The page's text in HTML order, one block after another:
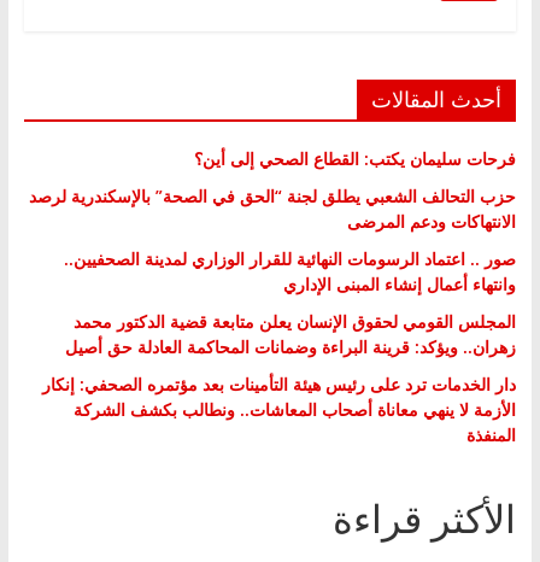
أحدث المقالات
فرحات سليمان يكتب: القطاع الصحي إلى أين؟
حزب التحالف الشعبي يطلق لجنة “الحق في الصحة” بالإسكندرية لرصد
الانتهاكات ودعم المرضى
صور .. اعتماد الرسومات النهائية للقرار الوزاري لمدينة الصحفيين..
وانتهاء أعمال إنشاء المبنى الإداري
المجلس القومي لحقوق الإنسان يعلن متابعة قضية الدكتور محمد
زهران.. ويؤكد: قرينة البراءة وضمانات المحاكمة العادلة حق أصيل
دار الخدمات ترد على رئيس هيئة التأمينات بعد مؤتمره الصحفي: إنكار
الأزمة لا ينهي معاناة أصحاب المعاشات.. ونطالب بكشف الشركة
المنفذة
الأكثر قراءة